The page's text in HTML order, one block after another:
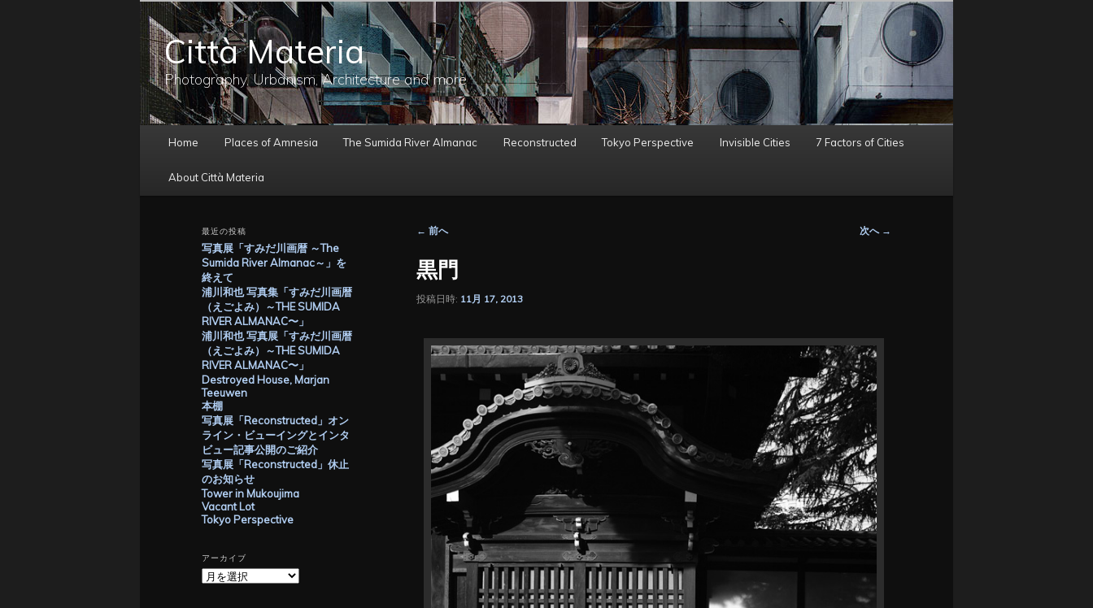
Città Materia
Photography, Urbanism, Architecture and more
ニ
Home Places of Amnesia The Sumida River Almanac Reconstructed Tokyo Perspective Invisible Cities 7 Factors of Cities
About Città Materia
投
ナ
ビ
ゲ
← 前へ 次へ →
黒門
投稿日時: 11月 17, 2013
最近の投稿
写真展「すみだ川画暦 ～The
Sumida River Almanac～」を
終えて
浦川和也 写真集「すみだ川画暦
（えごよみ）～THE SUMIDA
RIVER ALMANAC〜」
浦川和也 写真展「すみだ川画暦
（えごよみ）～THE SUMIDA
RIVER ALMANAC〜」
Destroyed House, Marjan
Teeuwen
本棚
写真展「Reconstructed」オン
ライン・ビューイングとインタ
ビュー記事公開のご紹介
写真展「Reconstructed」休止
のお知らせ
Tower in Mukoujima
Vacant Lot
Tokyo Perspective
アーカイブ
ア
ー